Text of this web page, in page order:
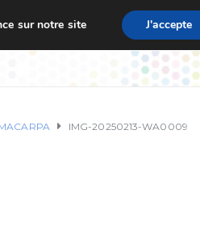
Informations
IMG-20250213-WA0009
sur notre site J'accepte